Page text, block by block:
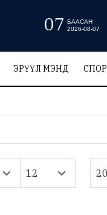
07 БААСАН
2026-08-07
ЭРҮҮЛ МЭНД